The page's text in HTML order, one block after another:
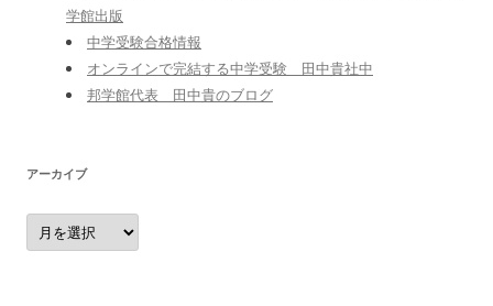
学館出版
中学受験合格情報
オンラインで完結する中学受験 田中貴社中
邦学館代表 田中貴のブログ
アーカイブ
ア
ー
カ